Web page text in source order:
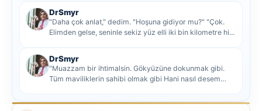
DrSmyr
"Daha çok anlat," dedim. "Hoşuna gidiyor mu?" "Çok.
Elimden gelse, seninle sekiz yüz elli iki bin kilometre hi...
DrSmyr
"Muazzam bir ihtimalsin. Gökyüzüne dokunmak gibi.
Tüm maviliklerin sahibi olmak gibi Hani nasıl desem